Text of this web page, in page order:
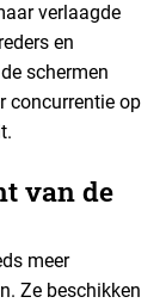
verlaagde
en
schermen
concurrentie op
van de
meer
Ze beschikken